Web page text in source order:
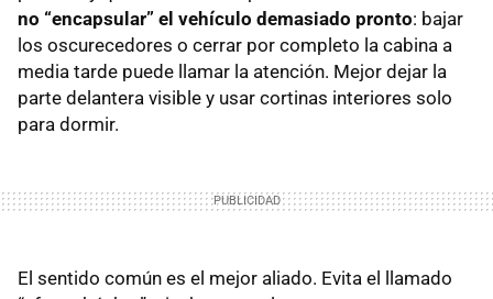
no “encapsular” el vehículo demasiado pronto: bajar
los oscurecedores o cerrar por completo la cabina a
media tarde puede llamar la atención. Mejor dejar la
parte delantera visible y usar cortinas interiores solo
para dormir.
El sentido común es el mejor aliado. Evita el llamado